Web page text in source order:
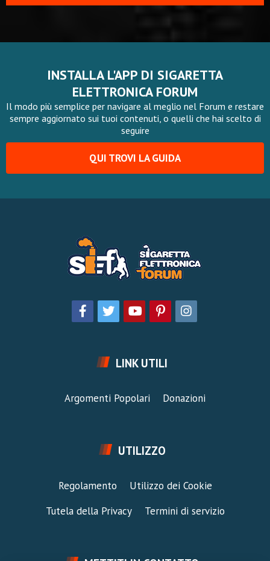
INSTALLA L'APP DI SIGARETTA
ELETTRONICA FORUM
Il modo più semplice per navigare al meglio nel Forum e restare
sempre aggiornato sui tuoi contenuti, o quelli che hai scelto di
seguire
QUI TROVI LA GUIDA
LINK UTILI
Argomenti Popolari Donazioni
UTILIZZO
Regolamento
Utilizzo dei Cookie
Tutela della Privacy
Termini di servizio